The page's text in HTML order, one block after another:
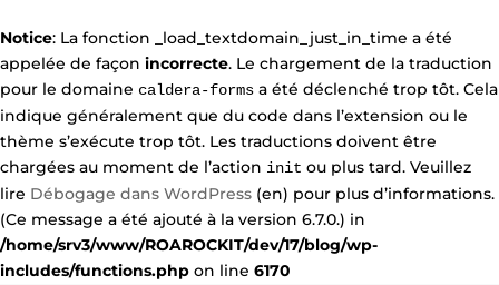
Notice: La fonction _load_textdomain_just_in_time a été
appelée de façon incorrecte. Le chargement de la traduction
pour le domaine caldera-forms a été déclenché trop tôt. Cela
indique généralement que du code dans l’extension ou le
thème s’exécute trop tôt. Les traductions doivent être
chargées au moment de l’action init ou plus tard. Veuillez
lire Débogage dans WordPress (en) pour plus d’informations.
(Ce message a été ajouté à la version 6.7.0.) in
/home/srv3/www/ROAROCKIT/dev/17/blog/wp-
includes/functions.php on line 6170